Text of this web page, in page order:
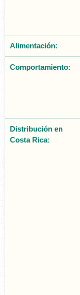
Alimentación:
Comportamiento:
Distribución en
Costa Rica: